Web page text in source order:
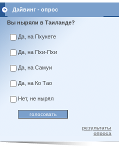
Дайвинг - опрос
Вы ныряли в Таиланде?
Да, на Пхукете
Да, на Пхи-Пхи
Да, на Самуи
Да, на Ко Тао
Нет, не нырял
результаты
опроса